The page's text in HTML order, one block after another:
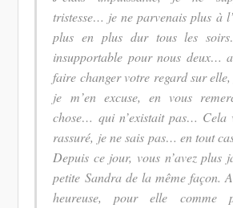
tristesse… je ne parvenais plus à
plus en plus dur tous les
insupportable pour nous deux…
faire changer votre regard sur
je m’en excuse, en vous
chose… qui n’existait pas… Cela
rassuré, je ne sais pas… en tout
Depuis ce jour, vous n’avez plus
petite Sandra de la même façon.
heureuse, pour elle comme